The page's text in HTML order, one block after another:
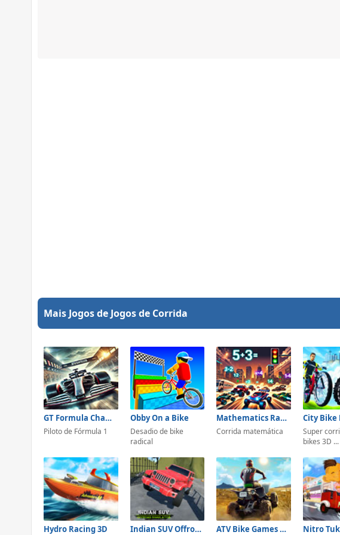
Mais Jogos de Jogos de Corrida
GT Formula Championship
Piloto de Fórmula 1
Obby On a Bike
Desadio de bike
radical
Mathematics Racing
Corrida matemática
City Bike
Super
bikes 3D ...
Hydro Racing 3D Indian SUV Offroad Simulator ATV Bike Games Quad Offroad Nitro